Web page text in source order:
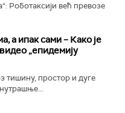
Роботаксији већ превозе
а ипак сами – Како је
„епидемију
тишину, простор и дуге